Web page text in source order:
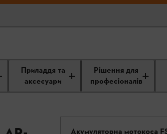
Приладдя та
аксесуари
Рішення для
професіоналів
Акумуляторна мотокоса